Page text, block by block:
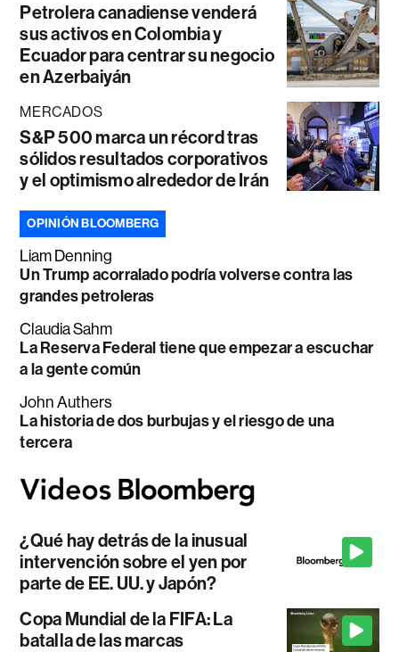
Petrolera canadiense venderá
sus activos en Colombia y
Ecuador para centrar su negocio
en Azerbaiyán
MERCADOS
S&P 500 marca un récord tras
sólidos resultados corporativos
y el optimismo alrededor de Irán
OPINIÓN BLOOMBERG
Liam Denning
Un Trump acorralado podría volverse contra las
grandes petroleras
Claudia Sahm
La Reserva Federal tiene que empezar a escuchar
a la gente común
John Authers
La historia de dos burbujas y el riesgo de una
tercera
¿Qué hay detrás de la inusual
intervención sobre el yen por
parte de EE. UU. y Japón?
Copa Mundial de la FIFA: La
batalla de las marcas